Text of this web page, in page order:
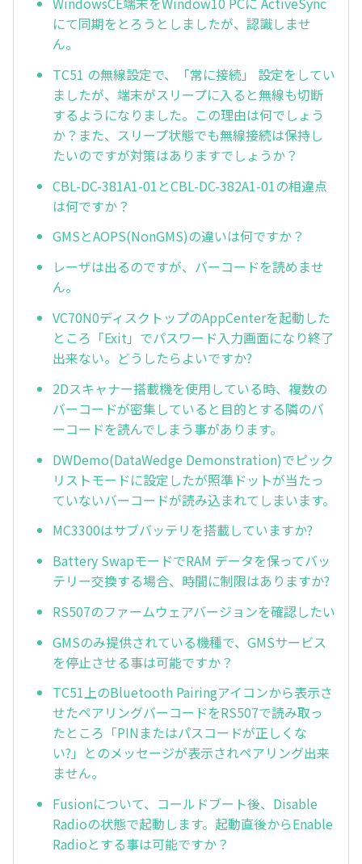
にて同期をとろうとしましたが、認識しませ
ん。
TC51 の無線設定で、「常に接続」 設定をしてい
ましたが、端末がスリープに入ると無線も切断
するようになりました。この理由は何でしょう
か？また、スリープ状態でも無線接続は保持し
たいのですが対策はありますでしょうか？
CBL-DC-381A1-01とCBL-DC-382A1-01の相違点
は何ですか？
GMSとAOPS(NonGMS)の違いは何ですか？
レーザは出るのですが、バーコードを読めませ
ん。
VC70N0ディスクトップのAppCenterを起動した
ところ「Exit」でパスワード入力画面になり終了
出来ない。どうしたらよいですか?
2Dスキャナー搭載機を使用している時、複数の
バーコードが密集していると目的とする隣のバ
ーコードを読んでしまう事があります。
DWDemo(DataWedge Demonstration)でピック
リストモードに設定したが照準ドットが当たっ
ていないバーコードが読み込まれてしまいます。
MC3300はサブバッテリを搭載していますか?
Battery SwapモードでRAM データを保ってバッ
テリー交換する場合、時間に制限はありますか?
RS507のファームウェアバージョンを確認したい
GMSのみ提供されている機種で、GMSサービス
を停止させる事は可能ですか？
TC51上のBluetooth Pairingアイコンから表示さ
せたペアリングバーコードをRS507で読み取っ
たところ「PINまたはパスコードが正しくな
い?」とのメッセージが表示されペアリング出来
ません。
Fusionについて、コールドブート後、Disable
Radioの状態で起動します。起動直後からEnable
Radioとする事は可能ですか？